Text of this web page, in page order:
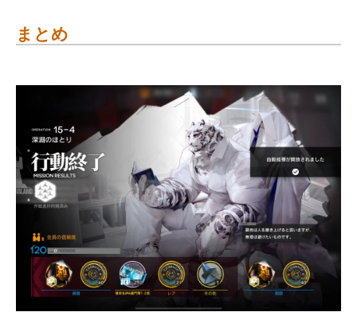
まとめ